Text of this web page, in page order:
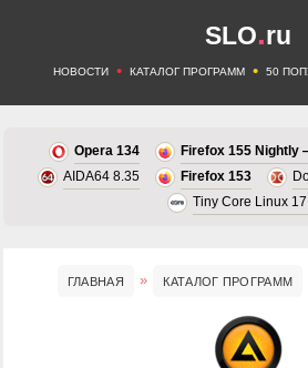
SLO.ru
НОВОСТИ • КАТАЛОГ ПРОГРАММ • 50
Opera 134
Firefox 155
AIDA64 8.35
Firefox 153
Tiny Core Linux
ГЛАВНАЯ КАТАЛОГ ПРОГРАММ